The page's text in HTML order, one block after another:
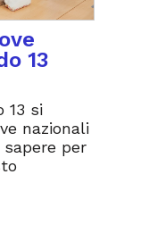
13
13 si
nazionali
per